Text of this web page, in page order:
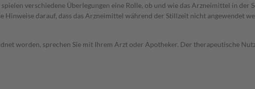
verschiedene Überlegungen eine Rolle, ob und wie das Arzneimittel in der
Hinweise darauf, dass das Arzneimittel während der Stillzeit nicht angewendet
worden, sprechen Sie mit Ihrem Arzt oder Apotheker. Der therapeutische